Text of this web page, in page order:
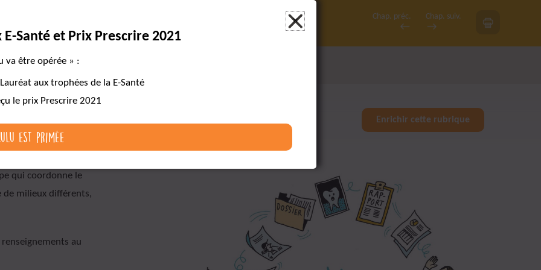
les infos Chap. préc. Chap. suiv.
Cartes mentales
Enrichir cette rubrique
médico-social,
qui coordonne le
de milieux différents,
au
E-Santé et Prix Prescrire 2021
va être opérée » :
aux trophées de la E-Santé
le prix Prescrire 2021
est primée
×